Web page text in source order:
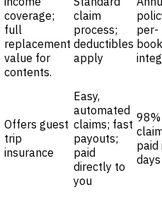
coverage;
full
replacement
value for
contents.
claim
process;
deductibles
apply
per-
Offers guest
trip
insurance
Easy,
automated
claims; fast
payouts;
paid
directly to
you
98%
paid
days